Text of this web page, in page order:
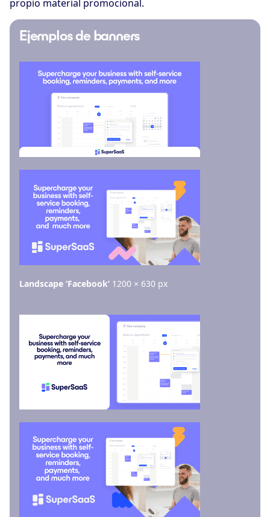
propio material promocional.
Ejemplos de banners
Landscape ‘Facebook’ 1200 × 630 px